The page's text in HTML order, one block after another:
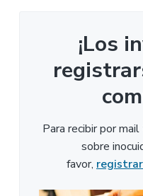
¡Los
Para recibir por
sobre
favor,